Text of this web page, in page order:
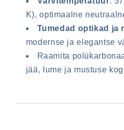
K), optimaalne
Tumedad optikad ja
modernse ja elegantse
Raamita
jää, lume ja mustuse